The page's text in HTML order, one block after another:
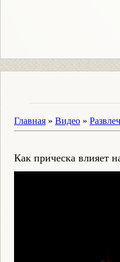
Главная » Видео »
Как прическа влияет